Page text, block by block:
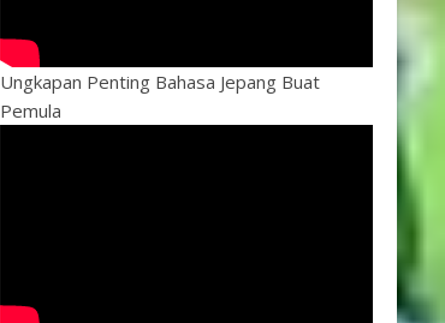
Ungkapan Penting Bahasa Jepang Buat
Pemula